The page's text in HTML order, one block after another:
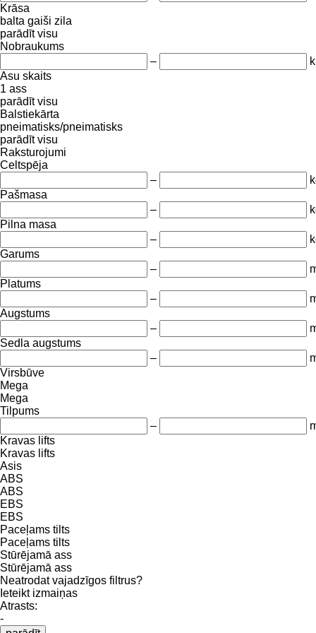
Krāsa
balta gaiši zila
parādīt visu
Nobraukums
–
Asu skaits
1 ass
parādīt visu
Balstiekārta
pneimatisks/pneimatisks
parādīt visu
Raksturojumi
Celtspēja
–
Pašmasa
–
Pilna masa
–
Garums
–
Platums
–
Augstums
–
Sedla augstums
–
Virsbūve
Mega
Mega
Tilpums
–
Kravas lifts
Kravas lifts
Asis
ABS
ABS
EBS
EBS
Paceļams tilts
Paceļams tilts
Stūrējamā ass
Stūrējamā ass
Neatrodat vajadzīgos filtrus?
Ieteikt izmaiņas
Atrasts:
-